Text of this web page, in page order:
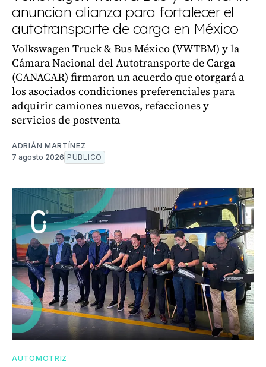
anuncian alianza para fortalecer el
autotransporte de carga en México
Volkswagen Truck & Bus México (VWTBM) y la
Cámara Nacional del Autotransporte de Carga
(CANACAR) firmaron un acuerdo que otorgará a
los asociados condiciones preferenciales para
adquirir camiones nuevos, refacciones y
servicios de postventa
ADRIÁN MARTÍNEZ
7 agosto 2026 PÚBLICO
AUTOMOTRIZ